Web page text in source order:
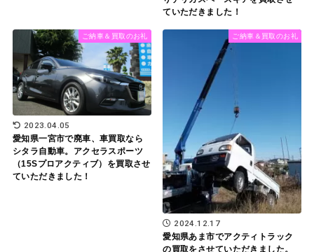
ていただきました！
ご納車＆買取のお礼
2023.04.05
愛知県一宮市で廃車、車買取なら
シタラ自動車。アクセラスポーツ
（15Sプロアクティブ）を買取させ
ていただきました！
ご納車＆買取のお礼
2024.12.17
愛知県あま市でアクティトラック
の買取をさせていただきました。